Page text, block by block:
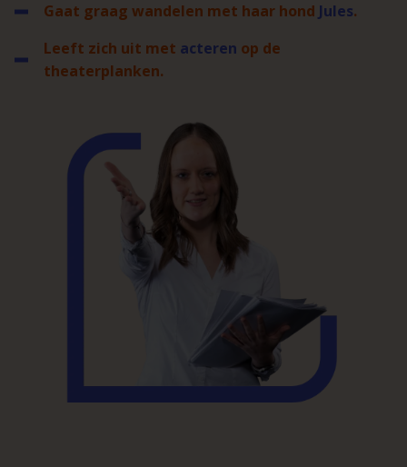
Gaat graag wandelen met haar hond Jules.
Leeft zich uit met acteren op de
theaterplanken.